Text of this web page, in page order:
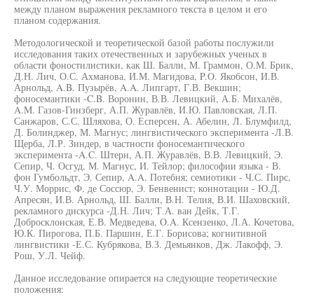
между планом выражения рекламного текста в целом и его
планом содержания.
Методологической и теоретической базой работы послужили
исследования таких отечественных и зарубежных ученых в
области фоностилистики, как Ш. Балли, М. Граммон, О.М. Брик,
Д.Н. Лич, О.С. Ахманова, И.М. Магидова, P.O. Якобсон, И.В.
Арнольд, A.B. Пузырёв, A.A. Липгарт, Г.В. Векшин;
фоносемантики -C.B. Воронин, В.В. Левицкий, А.Б. Михалёв,
A.M. Газов-Гинзберг, А.П. Журавлёв, И.Ю. Павловская, Л.П.
Санжаров, С.С. Шляхова, О. Есперсен, А. Абелин, Л. Блумфилд,
Д. Болинджер, М. Магнус; лингвистического эксперимента -Л.В.
Щерба, Л.Р. Зиндер, в частности фоносемантического
эксперимента -A.C. Штерн, А.П. Журавлёв, В.В. Левицкий, Э.
Сепир, Ч. Осгуд, М. Магнус, И. Тейлор; философии языка - В.
фон Гумбольдт, Э. Сепир, A.A. Потебня; семиотики - Ч.С. Пирс,
Ч.У. Моррис, Ф. де Соссюр, Э. Бенвенист; коннотации - Ю.Д.
Апресян, И.В. Арнольд, Ш. Балли, В.Н. Телия, В.И. Шаховский,
рекламного дискурса -Д.Н. Лич; Т.А. ван Дейк, Т.Г.
Добросклонская, Е.В. Медведева, O.A. Ксензенко, Л.А. Кочетова,
Ю.К. Пирогова, П.Б. Паршин, Е.Г. Борисова; когнитивной
лингвистики -Е.С. Кубрякова, В.З. Демьянков, Дж. Лакофф, Э.
Рош, У.Л. Чейф.
Данное исследование опирается на следующие теоретические
положения: